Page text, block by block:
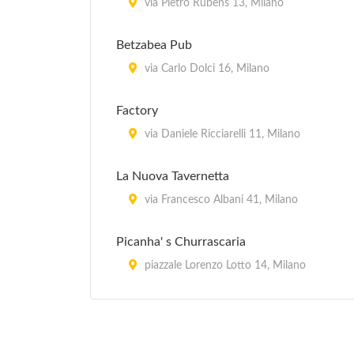
via Pietro Rubens 13, Milano
Betzabea Pub
via Carlo Dolci 16, Milano
Factory
via Daniele Ricciarelli 11, Milano
La Nuova Tavernetta
via Francesco Albani 41, Milano
Picanha' s Churrascaria
piazzale Lorenzo Lotto 14, Milano